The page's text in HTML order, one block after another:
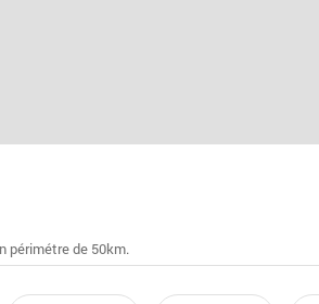
périmétre de 50km.